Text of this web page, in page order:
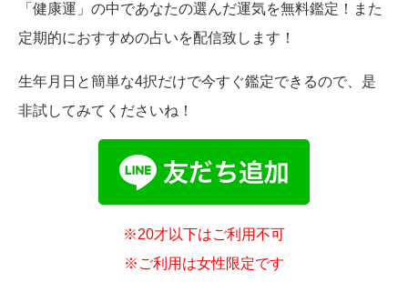
「健康運」の中であなたの選んだ運気を無料鑑定！また
定期的におすすめの占いを配信致します！
生年月日と簡単な4択だけで今すぐ鑑定できるので、是
非試してみてくださいね！
※20才以下はご利用不可
※ご利用は女性限定です